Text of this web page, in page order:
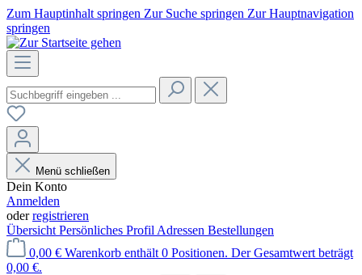
Zum Hauptinhalt springen Zur Suche springen Zur Hauptnavigation
springen
Menü schließen
Dein Konto
Anmelden
oderregistrieren
Übersicht Persönliches Profil Adressen Bestellungen
0,00 € Warenkorb enthält 0 Positionen. Der Gesamtwert beträgt
0,00 €.